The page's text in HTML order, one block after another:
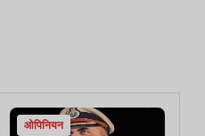
ओपिनियन